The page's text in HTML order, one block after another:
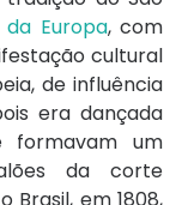
Europa, com
cultural
de influência
era dançada
formavam um
da corte